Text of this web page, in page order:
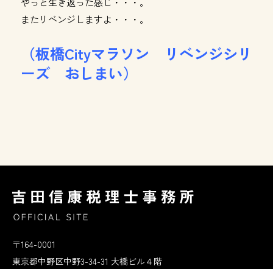
またリベンジしますよ・・・。
（板橋Cityマラソン リベンジシリ
ーズ おしまい）
〒164-0001
東京都中野区中野3-34-31 大橋ビル４階